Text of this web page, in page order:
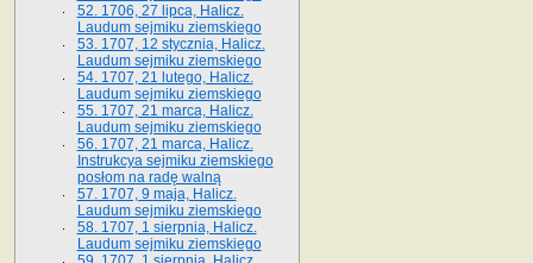
52. 1706, 27 lipca, Halicz.
Laudum sejmiku ziemskiego
53. 1707, 12 stycznia, Halicz.
Laudum sejmiku ziemskiego
54. 1707, 21 lutego, Halicz.
Laudum sejmiku ziemskiego
55. 1707, 21 marca, Halicz.
Laudum sejmiku ziemskiego
56. 1707, 21 marca, Halicz.
Instrukcya sejmiku ziemskiego
posłom na radę walną
57. 1707, 9 maja, Halicz.
Laudum sejmiku ziemskiego
58. 1707, 1 sierpnia, Halicz.
Laudum sejmiku ziemskiego